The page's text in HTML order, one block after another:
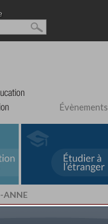
Évènements
ANNE